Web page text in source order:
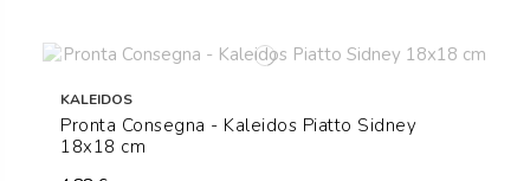
KALEIDOS
Pronta Consegna - Kaleidos Piatto Sidney
18x18 cm